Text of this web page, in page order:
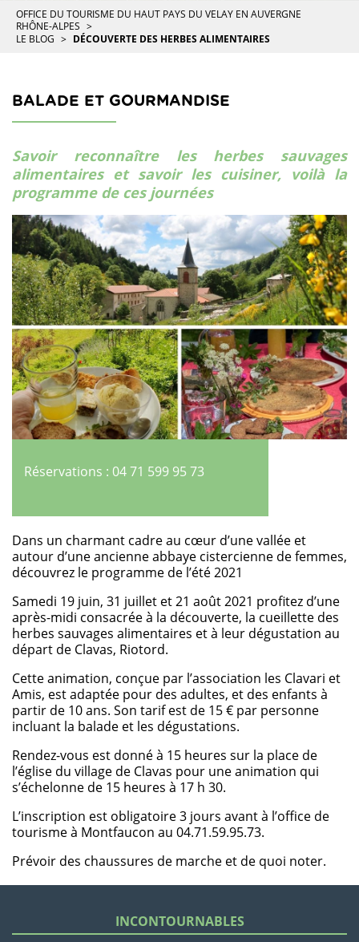
OFFICE DU TOURISME DU HAUT PAYS DU VELAY EN AUVERGNE
RHÔNE-ALPES
LE BLOG
DÉCOUVERTE DES HERBES ALIMENTAIRES
BALADE ET GOURMANDISE
Savoir reconnaître les herbes sauvages
alimentaires et savoir les cuisiner, voilà la
programme de ces journées
Réservations : 04 71 599 95 73
Dans un charmant cadre au cœur d’une vallée et
autour d’une ancienne abbaye cistercienne de femmes,
découvrez le programme de l’été 2021
Samedi 19 juin, 31 juillet et 21 août 2021 profitez d’une
après-midi consacrée à la découverte, la cueillette des
herbes sauvages alimentaires et à leur dégustation au
départ de Clavas, Riotord.
Cette animation, conçue par l’association les Clavari et
Amis, est adaptée pour des adultes, et des enfants à
partir de 10 ans. Son tarif est de 15 € par personne
incluant la balade et les dégustations.
Rendez-vous est donné à 15 heures sur la place de
l’église du village de Clavas pour une animation qui
s’échelonne de 15 heures à 17 h 30.
L’inscription est obligatoire 3 jours avant à l’office de
tourisme à Montfaucon au 04.71.59.95.73.
Prévoir des chaussures de marche et de quoi noter.
INCONTOURNABLES